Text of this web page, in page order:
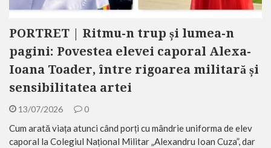
PORTRET | Ritmu-n trup și lumea-n
pagini: Povestea elevei caporal Alexa-
Ioana Toader, între rigoarea militară și
sensibilitatea artei
13/07/2026 0
Cum arată viața atunci când porți cu mândrie uniforma de elev
caporal la Colegiul Național Militar „Alexandru Ioan Cuza”, dar